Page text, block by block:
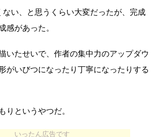
ない、と思うくらい大変だったが、完成
感があった。
いたせいで、作者の集中力のアップダウ
がいびつになったり丁寧になったりする
りというやつだ。
いったん広告です